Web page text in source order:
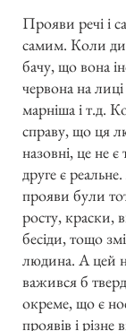
Прояви речі і
самим. Коли
бачу, що вона
червона на
марніша і т.д.
справу, що ця
назовні, це не є
друге є
прояви були
росту, краски,
бесіди, тощо
людина. А цей
важився б
окреме, що є
проявів і